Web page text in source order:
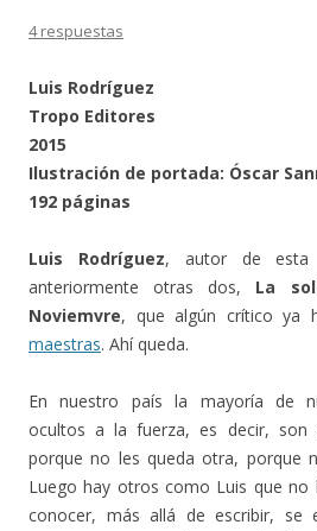
4 respuestas
Luis Rodríguez
Tropo Editores
2015
Ilustración de portada: Óscar
192 páginas
Luis Rodríguez, autor de esta
anteriormente otras dos, La
Noviemvre, que algún crítico ya
maestras. Ahí queda.
En nuestro país la mayoría de
ocultos a la fuerza, es decir, son
porque no les queda otra, porque
Luego hay otros como Luis que no
conocer, más allá de escribir, se